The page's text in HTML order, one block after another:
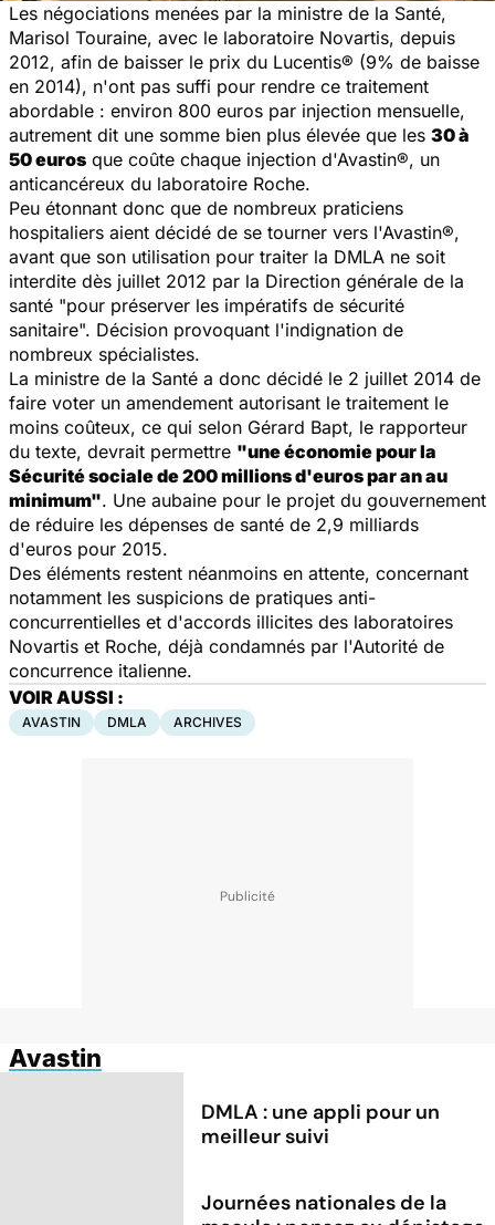
Les négociations menées par la ministre de la Santé,
Marisol Touraine, avec le laboratoire Novartis, depuis
2012, afin de baisser le prix du Lucentis® (9% de baisse
en 2014), n'ont pas suffi pour rendre ce traitement
abordable : environ 800 euros par injection mensuelle,
autrement dit une somme bien plus élevée que les 30 à
50 euros que coûte chaque injection d'Avastin®, un
anticancéreux du laboratoire Roche.
Peu étonnant donc que de nombreux praticiens
hospitaliers aient décidé de se tourner vers l'Avastin®,
avant que son utilisation pour traiter la DMLA ne soit
interdite dès juillet 2012 par la Direction générale de la
santé "pour préserver les impératifs de sécurité
sanitaire". Décision provoquant l'indignation de
nombreux spécialistes.
La ministre de la Santé a donc décidé le 2 juillet 2014 de
faire voter un amendement autorisant le traitement le
moins coûteux, ce qui selon Gérard Bapt, le rapporteur
du texte, devrait permettre "une économie pour la
Sécurité sociale de 200 millions d'euros par an au
minimum". Une aubaine pour le projet du gouvernement
de réduire les dépenses de santé de 2,9 milliards
d'euros pour 2015.
Des éléments restent néanmoins en attente, concernant
notamment les suspicions de pratiques anti-
concurrentielles et d'accords illicites des laboratoires
Novartis et Roche, déjà condamnés par l'Autorité de
concurrence italienne.
VOIR AUSSI :
AVASTIN DMLA ARCHIVES
Avastin
DMLA : une appli pour un
meilleur suivi
Journées nationales de la